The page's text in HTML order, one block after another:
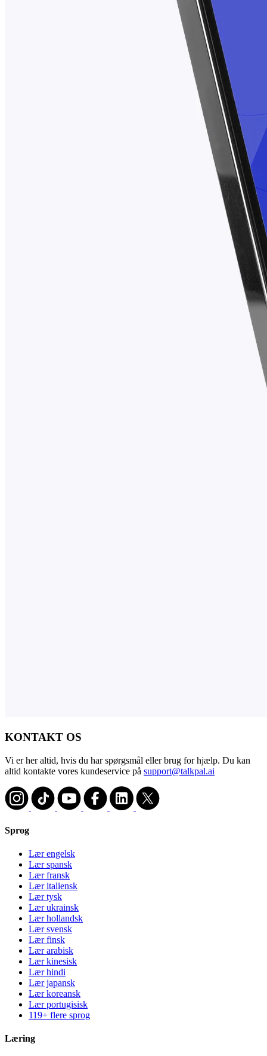
KONTAKT OS
Vi er her altid, hvis du har spørgsmål eller brug for hjælp. Du kan
altid kontakte vores kundeservice på support@talkpal.ai
Sprog
Lær engelsk
Lær spansk
Lær fransk
Lær italiensk
Lær tysk
Lær ukrainsk
Lær hollandsk
Lær svensk
Lær finsk
Lær arabisk
Lær kinesisk
Lær hindi
Lær japansk
Lær koreansk
Lær portugisisk
119+ flere sprog
Læring